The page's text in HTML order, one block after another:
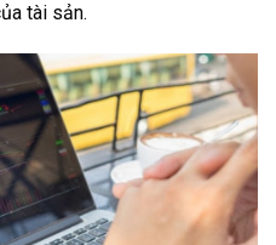
tài sản.